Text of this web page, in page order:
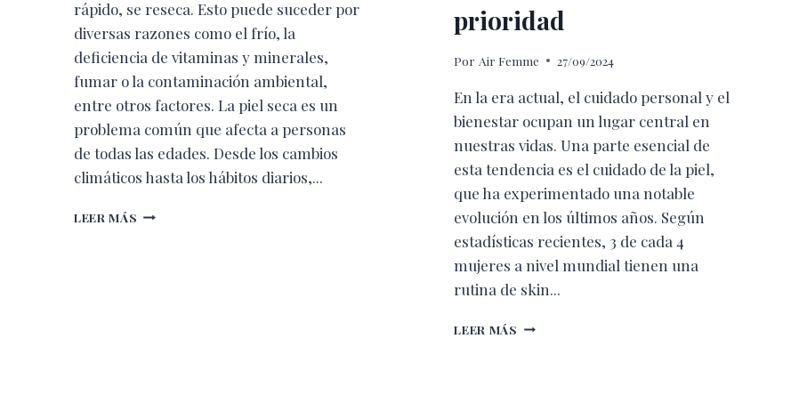
rápido, se reseca. Esto puede suceder por
diversas razones como el frío, la
deficiencia de vitaminas y minerales,
fumar o la contaminación ambiental,
entre otros factores. La piel seca es un
problema común que afecta a personas
de todas las edades. Desde los cambios
climáticos hasta los hábitos diarios,...
LEER MÁS ¿QUÉ
prioridad
Por Air Femme 27/09/2024
En la era actual, el cuidado personal y el
bienestar ocupan un lugar central en
nuestras vidas. Una parte esencial de
esta tendencia es el cuidado de la piel,
que ha experimentado una notable
evolución en los últimos años. Según
estadísticas recientes, 3 de cada 4
mujeres a nivel mundial tienen una
rutina de skin...
LEER MÁS LA